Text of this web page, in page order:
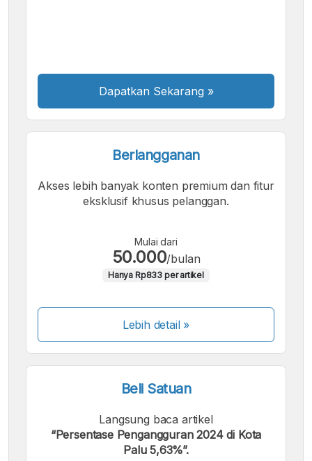
Dapatkan Sekarang »
Berlangganan
Akses lebih banyak konten premium dan fitur
eksklusif khusus pelanggan.
Mulai dari
50.000/bulan
Hanya Rp833 per artikel
Lebih detail »
Beli Satuan
Langsung baca artikel
“Persentase Pengangguran 2024 di Kota
Palu 5,63%”.